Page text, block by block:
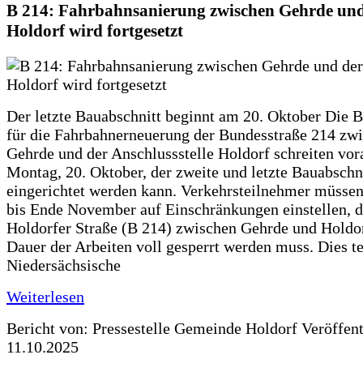
B 214: Fahrbahnsanierung zwischen Gehrde
Holdorf wird fortgesetzt
Der letzte Bauabschnitt beginnt am 20. Oktober Die
für die Fahrbahnerneuerung der Bundesstraße 214
Gehrde und der Anschlussstelle Holdorf schreiten
Montag, 20. Oktober, der zweite und letzte
eingerichtet werden kann. Verkehrsteilnehmer
bis Ende November auf Einschränkungen einstellen,
Holdorfer Straße (B 214) zwischen Gehrde und
Dauer der Arbeiten voll gesperrt werden muss. Dies
Niedersächsische
Weiterlesen
Bericht von: Pressestelle Gemeinde Holdorf
11.10.2025